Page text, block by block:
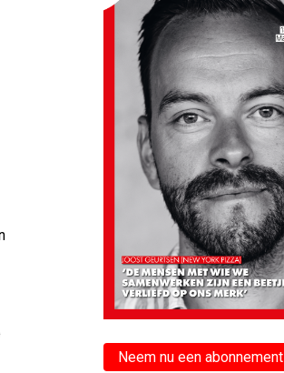
Neem nu een abonnement